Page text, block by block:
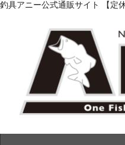
釣具アニー公式通販サイト 【定